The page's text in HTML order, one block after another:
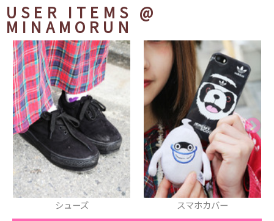
USER ITEMS @
MINAMORUN